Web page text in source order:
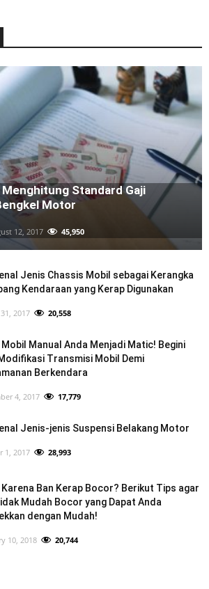
Menghitung Standard Gaji
Motor
12, 2017 45,950
Jenis Chassis Mobil sebagai Kerangka
Kendaraan yang Kerap Digunakan
2017 20,558
Mobil Manual Anda Menjadi Matic! Begini
Transmisi Mobil Demi
Berkendara
4, 2017 17,779
Jenis-jenis Suspensi Belakang Motor
1, 2017 28,993
Karena Ban Kerap Bocor? Berikut Tips agar
Mudah Bocor yang Dapat Anda
dengan Mudah!
10, 2018 20,744